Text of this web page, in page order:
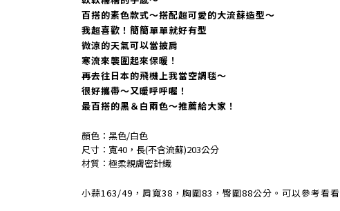
百搭的素色款式～搭配超可愛的大流蘇造型～
我超喜歡！簡簡單單就好有型
微涼的天氣可以當披肩
寒流來襲圍起來保暖！
再去往日本的飛機上我當空調毯～
很好攜帶～又暖呼呼喔！
最百搭的黑＆白兩色～推薦給大家！
顏色：黑色/白色
尺寸：寬40，長(不含流蘇)203公分
材質：極柔親膚密針織
小蒜163/49，肩寬38，胸圍83，臀圍88公分。可以參考看看